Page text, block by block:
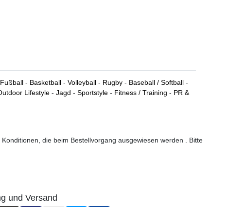
Fußball - Basketball - Volleyball - Rugby - Baseball / Softball -
Lifestyle - Jagd - Sportstyle - Fitness / Training - PR &
die beim Bestellvorgang ausgewiesen werden . Bitte
und Versand